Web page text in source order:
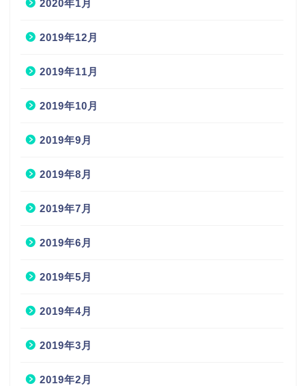
2020年1月
2019年12月
2019年11月
2019年10月
2019年9月
2019年8月
2019年7月
2019年6月
2019年5月
2019年4月
2019年3月
2019年2月